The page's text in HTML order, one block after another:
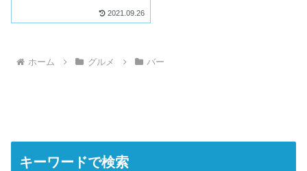
ROOFTOP BAR」
2021.09.26
ホーム グルメ バー
キーワードで検索